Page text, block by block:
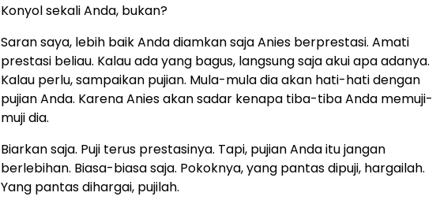
Konyol sekali Anda, bukan?
Saran saya, lebih baik Anda diamkan saja Anies berprestasi. Amati
prestasi beliau. Kalau ada yang bagus, langsung saja akui apa adanya.
Kalau perlu, sampaikan pujian. Mula-mula dia akan hati-hati dengan
pujian Anda. Karena Anies akan sadar kenapa tiba-tiba Anda memuji-
muji dia.
Biarkan saja. Puji terus prestasinya. Tapi, pujian Anda itu jangan
berlebihan. Biasa-biasa saja. Pokoknya, yang pantas dipuji, hargailah.
Yang pantas dihargai, pujilah.